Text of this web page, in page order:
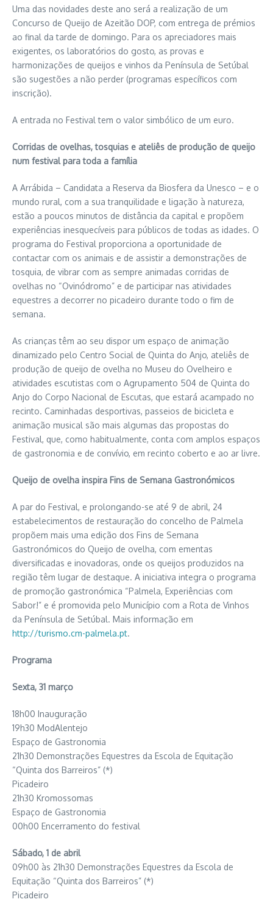
Uma das novidades deste ano será a realização de um
Concurso de Queijo de Azeitão DOP, com entrega de prémios
ao final da tarde de domingo. Para os apreciadores mais
exigentes, os laboratórios do gosto, as provas e
harmonizações de queijos e vinhos da Península de Setúbal
são sugestões a não perder (programas específicos com
inscrição).
A entrada no Festival tem o valor simbólico de um euro.
Corridas de ovelhas, tosquias e ateliês de produção de queijo
num festival para toda a família
A Arrábida – Candidata a Reserva da Biosfera da Unesco – e o
mundo rural, com a sua tranquilidade e ligação à natureza,
estão a poucos minutos de distância da capital e propõem
experiências inesquecíveis para públicos de todas as idades. O
programa do Festival proporciona a oportunidade de
contactar com os animais e de assistir a demonstrações de
tosquia, de vibrar com as sempre animadas corridas de
ovelhas no “Ovinódromo” e de participar nas atividades
equestres a decorrer no picadeiro durante todo o fim de
semana.
As crianças têm ao seu dispor um espaço de animação
dinamizado pelo Centro Social de Quinta do Anjo, ateliês de
produção de queijo de ovelha no Museu do Ovelheiro e
atividades escutistas com o Agrupamento 504 de Quinta do
Anjo do Corpo Nacional de Escutas, que estará acampado no
recinto. Caminhadas desportivas, passeios de bicicleta e
animação musical são mais algumas das propostas do
Festival, que, como habitualmente, conta com amplos espaços
de gastronomia e de convívio, em recinto coberto e ao ar livre.
Queijo de ovelha inspira Fins de Semana Gastronómicos
A par do Festival, e prolongando-se até 9 de abril, 24
estabelecimentos de restauração do concelho de Palmela
propõem mais uma edição dos Fins de Semana
Gastronómicos do Queijo de ovelha, com ementas
diversificadas e inovadoras, onde os queijos produzidos na
região têm lugar de destaque. A iniciativa integra o programa
de promoção gastronómica “Palmela, Experiências com
Sabor!” e é promovida pelo Município com a Rota de Vinhos
da Península de Setúbal. Mais informação em
http://turismo.cm-palmela.pt.
Programa
Sexta, 31 março
18h00 Inauguração
19h30 ModAlentejo
Espaço de Gastronomia
21h30 Demonstrações Equestres da Escola de Equitação
“Quinta dos Barreiros” (*)
Picadeiro
21h30 Kromossomas
Espaço de Gastronomia
00h00 Encerramento do festival
Sábado, 1 de abril
09h00 às 21h30 Demonstrações Equestres da Escola de
Equitação “Quinta dos Barreiros” (*)
Picadeiro